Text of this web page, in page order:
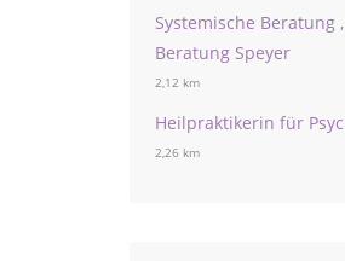
Systemische Beratung
Beratung Speyer
2,12 km
Heilpraktikerin für
2,26 km